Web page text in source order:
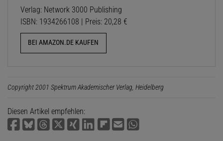
Verlag: Network 3000 Publishing
ISBN: 1934266108 | Preis: 20,28 €
BEI AMAZON.DE KAUFEN
Copyright 2001 Spektrum Akademischer Verlag, Heidelberg
Diesen Artikel empfehlen: